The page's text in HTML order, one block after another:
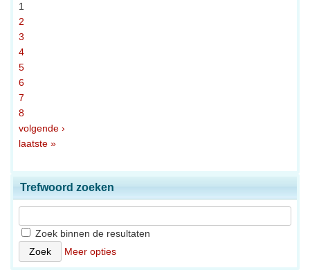
1
2
3
4
5
6
7
8
volgende ›
laatste »
Trefwoord zoeken
Zoek binnen de resultaten
Meer opties